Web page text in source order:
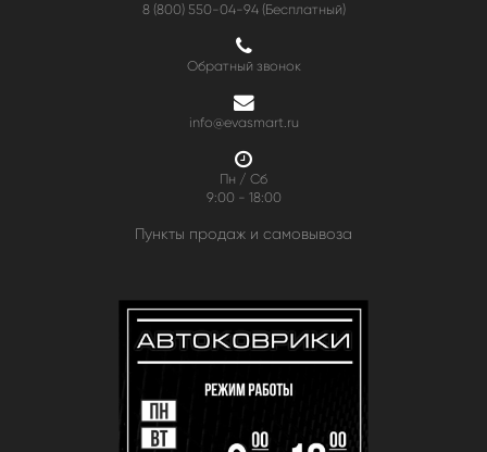
8 (800) 550-04-94(Бесплатный)
Обратный звонок
info@evasmart.ru
Пн / Сб
9:00 - 18:00
Пункты продаж и самовывоза